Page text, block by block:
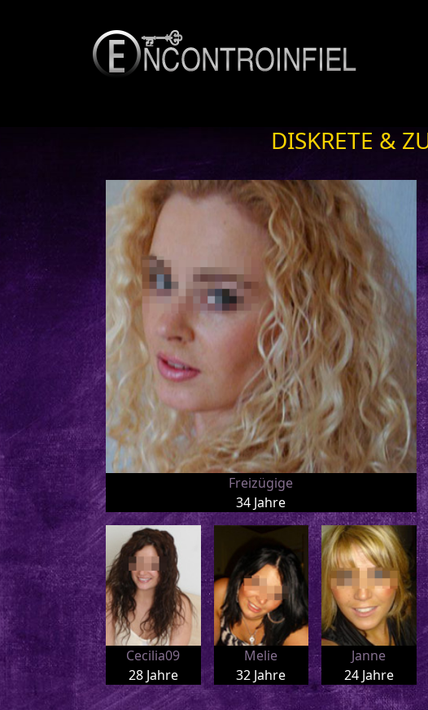
DISKRETE &
Freizügige
34 Jahre
Cecilia09
28 Jahre
Melie
32 Jahre
Janne
24 Jahre